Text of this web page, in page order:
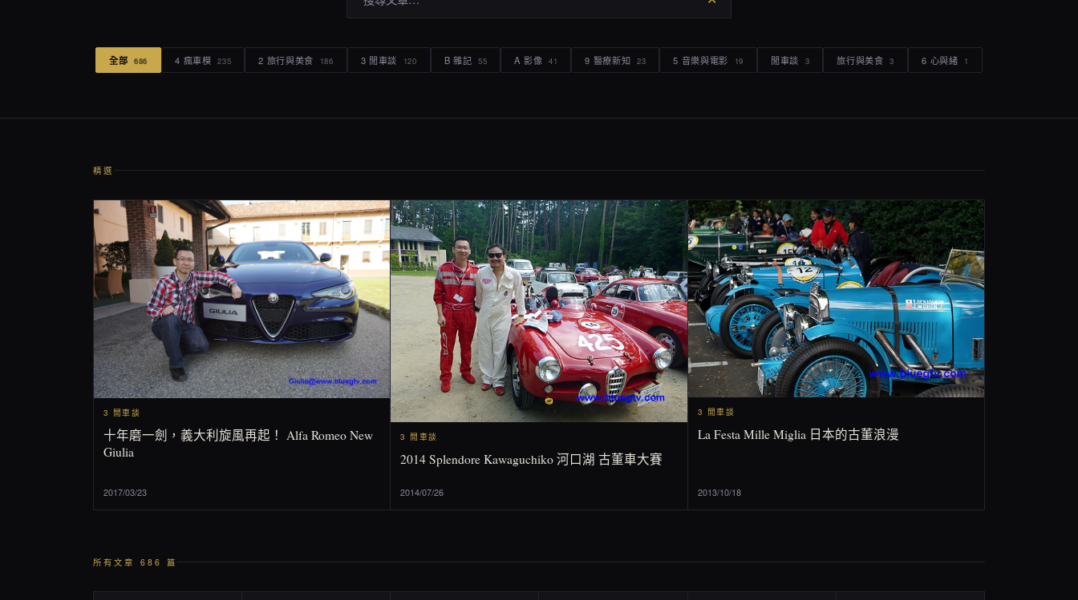
全部 686 4 瘋車模 235 2 旅行與美食 186 3 閒車談 120 B 雜記 55 A 影像 41 9 醫療新知 23 5 音樂與電影 19 閒車談 3 旅行與美食 3 6 心與緒 1
精選
3 閒車談
十年磨一劍，義大利旋風再起！ Alfa Romeo New
Giulia
2017/03/23
3 閒車談
2014 Splendore Kawaguchiko 河口湖 古董車大賽
2014/07/26
3 閒車談
La Festa Mille Miglia 日本的古董浪漫
2013/10/18
所有文章 686 篇